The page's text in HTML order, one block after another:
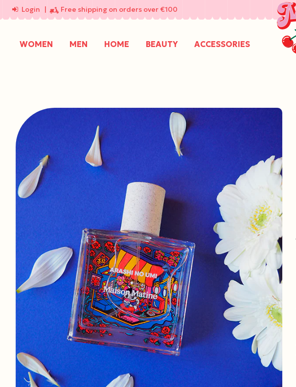
Login | Free shipping on orders over €100 /
WOMEN MEN HOME BEAUTY ACCESSORIES